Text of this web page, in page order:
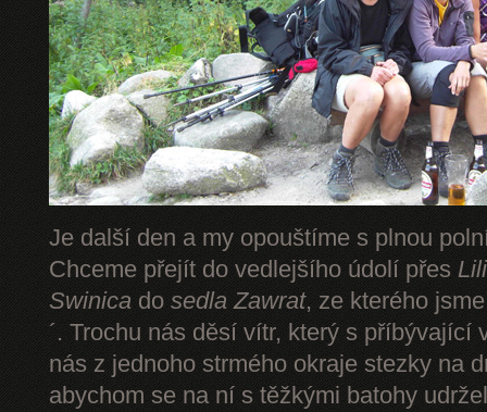
Je další den a my opouštíme s plnou
Chceme přejít do vedlejšího údolí přes
Swinica do sedla Zawrat, ze kterého
´. Trochu nás děsí vítr, který s příbývající
nás z jednoho strmého okraje stezky na
abychom se na ní s těžkými batohy